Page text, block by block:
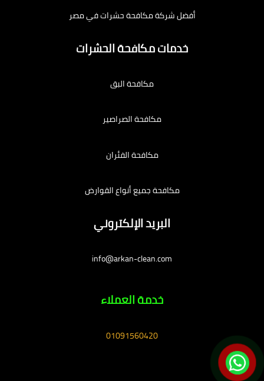
أفضل شركة مكافحة حشرات في مصر
خدمات مكافحة الحشرات
مكافحة البق
مكافحة الصراصير
مكافحة الفئران
مكافحة جميع أنواع القوارض
البريد الإلكتروني
info@arkan-clean.com
خدمة العملاء
01091560420